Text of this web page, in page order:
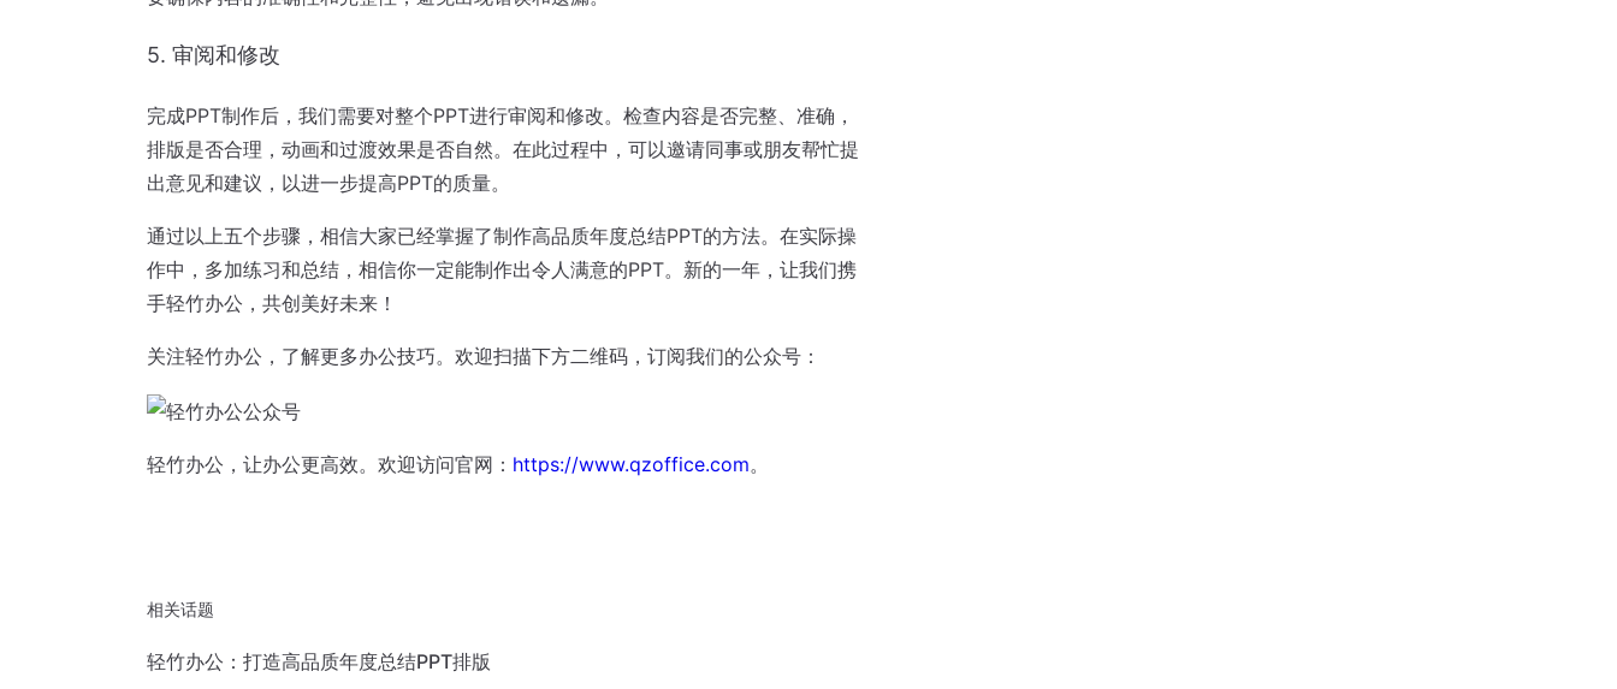
5. 审阅和修改
完成PPT制作后，我们需要对整个PPT进行审阅和修改。检查内容是否完整、准确，
排版是否合理，动画和过渡效果是否自然。在此过程中，可以邀请同事或朋友帮忙提
出意见和建议，以进一步提高PPT的质量。
通过以上五个步骤，相信大家已经掌握了制作高品质年度总结PPT的方法。在实际操
作中，多加练习和总结，相信你一定能制作出令人满意的PPT。新的一年，让我们携
手轻竹办公，共创美好未来！
关注轻竹办公，了解更多办公技巧。欢迎扫描下方二维码，订阅我们的公众号：
轻竹办公，让办公更高效。欢迎访问官网： https://www.qzoffice.com。
相关话题
轻竹办公：打造高品质年度总结PPT排版